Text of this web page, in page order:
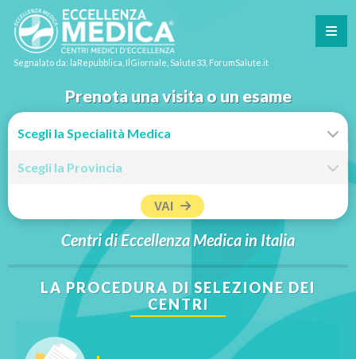
Segnalato da: laRepubblica, IlGiornale, Salute33, ForumSalute.it
Prenota una visita o un esame
VAI
Centri di Eccellenza Medica in Italia
LA PROCEDURA DI SELEZIONE DEI
CENTRI